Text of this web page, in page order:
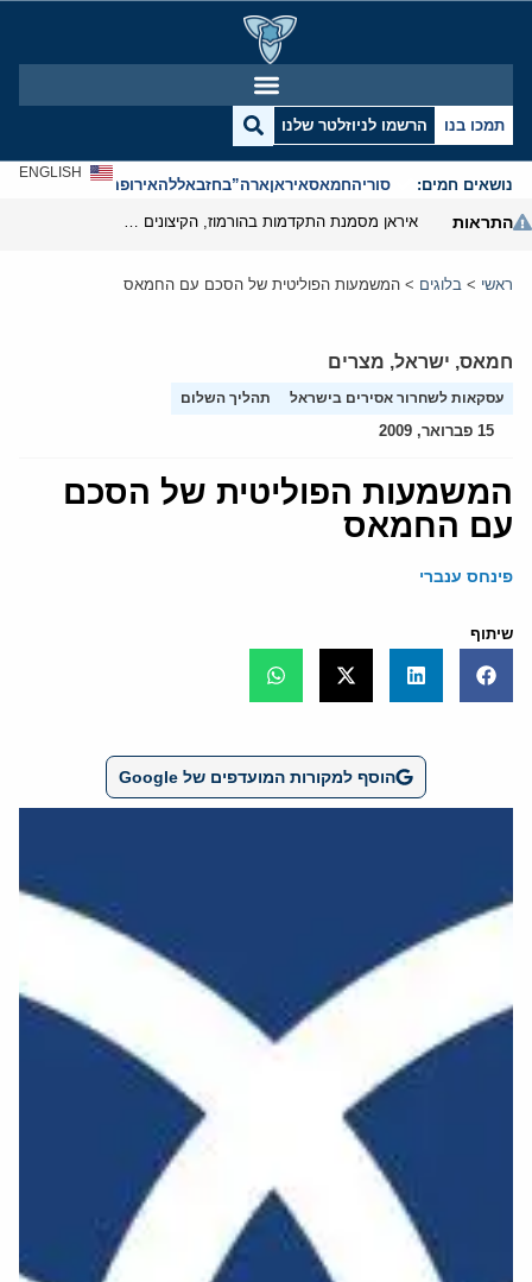
תמכו בנו הרשמו לניוזלטר שלנו
נושאים חמים: סוריהחמאסאיראןארה”בחזבאללהאירופהאנטישמיות
ENGLISH
התראות
ראשי > בלוגים > המשמעות הפוליטית של הסכם עם החמאס
חמאס, ישראל, מצרים
עסקאות לשחרור אסירים בישראל תהליך השלום
15 פברואר, 2009
המשמעות הפוליטית של הסכם
עם החמאס
פינחס ענברי
שיתוף
הוסף למקורות המועדפים של Google